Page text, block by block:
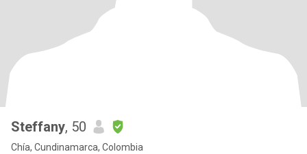
Steffany, 50
Chía, Cundinamarca, Colombia